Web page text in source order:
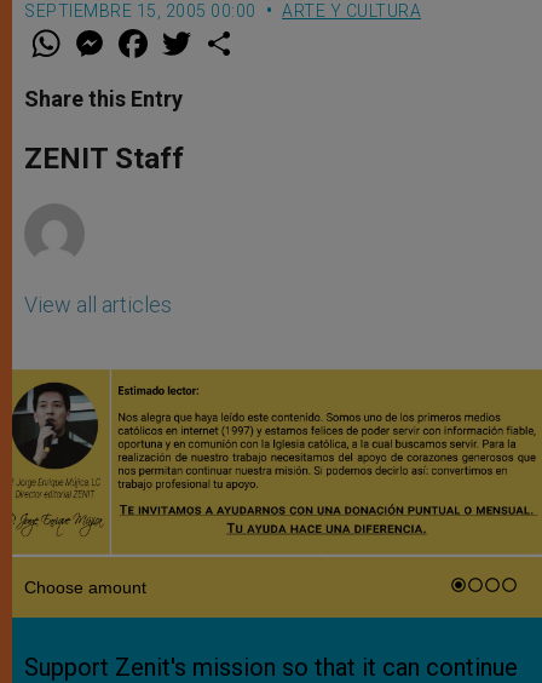
SEPTIEMBRE 15, 2005 00:00 ARTE Y CULTURA
W
t
s
p
p
M
e
s
e
g
e
F
a
e
b
o
k
w
Share this Entry
ZENIT Staff
View all articles